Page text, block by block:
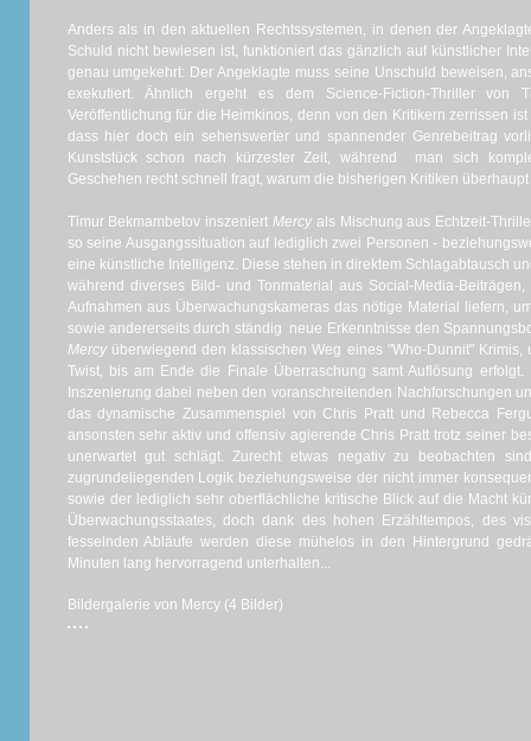
Anders als in den aktuellen Rechtssystemen, in denen der
Schuld nicht bewiesen ist, funktioniert das gänzlich auf künstlicher
genau umgekehrt: Der Angeklagte muss seine Unschuld beweisen,
exekutiert. Ähnlich ergeht es dem Science-Fiction-Thriller von
Veröffentlichung für die Heimkinos, denn von den Kritikern zerrissen
dass hier doch ein sehenswerter und spannender Genrebeitrag
Kunststück schon nach kürzester Zeit, während man sich
Geschehen recht schnell fragt, warum die bisherigen Kritiken
Timur Bekmambetov inszeniert Mercy als Mischung aus Echtzeit-
so seine Ausgangssituation auf lediglich zwei Personen -
eine künstliche Intelligenz. Diese stehen in direktem Schlagabtausch
während diverses Bild- und Tonmaterial aus Social-Media-
Aufnahmen aus Überwachungskameras das nötige Material liefern,
sowie andererseits durch ständig neue Erkenntnisse den
Mercy überwiegend den klassischen Weg eines "Who-Dunnit"
Twist, bis am Ende die Finale Überraschung samt Auflösung
Inszenierung dabei neben den voranschreitenden Nachforschungen
das dynamische Zusammenspiel von Chris Pratt und Rebecca
ansonsten sehr aktiv und offensiv agierende Chris Pratt trotz seiner
unerwartet gut schlägt. Zurecht etwas negativ zu beobachten
zugrundeliegenden Logik beziehungsweise der nicht immer
sowie der lediglich sehr oberflächliche kritische Blick auf die Macht
Überwachungsstaates, doch dank des hohen Erzähltempos, des
fesselnden Abläufe werden diese mühelos in den Hintergrund
Minuten lang hervorragend unterhalten...
Bildergalerie von Mercy (4 Bilder)